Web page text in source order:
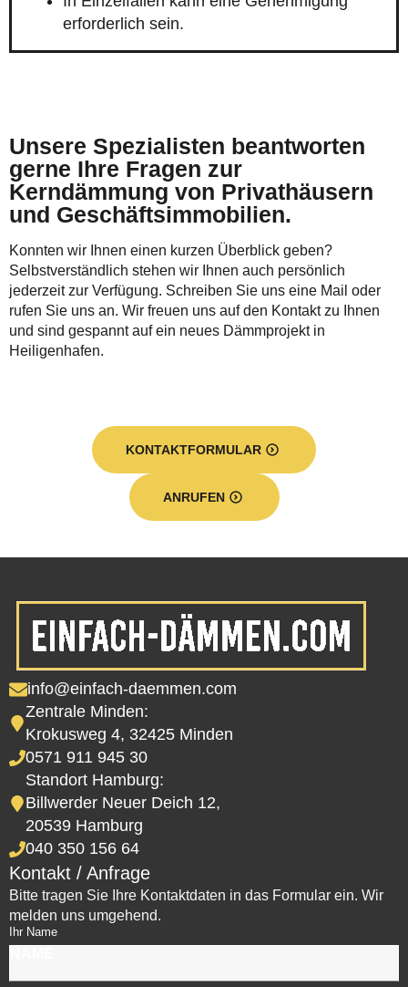
erforderlich sein.
Unsere Spezialisten beantworten
gerne Ihre Fragen zur
Kerndämmung von Privathäusern
und Geschäftsimmobilien.
Konnten wir Ihnen einen kurzen Überblick geben?
Selbstverständlich stehen wir Ihnen auch persönlich
jederzeit zur Verfügung. Schreiben Sie uns eine Mail oder
rufen Sie uns an. Wir freuen uns auf den Kontakt zu Ihnen
und sind gespannt auf ein neues Dämmprojekt in
Heiligenhafen.
KONTAKTFORMULAR
ANRUFEN
info@einfach-daemmen.com
Zentrale Minden:
Krokusweg 4, 32425 Minden
0571 911 945 30
Standort Hamburg:
Billwerder Neuer Deich 12,
20539 Hamburg
040 350 156 64
Kontakt / Anfrage
Bitte tragen Sie Ihre Kontaktdaten in das Formular ein. Wir
melden uns umgehend.
Ihr Name